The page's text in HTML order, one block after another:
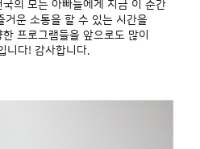
의 모든 아빠들에게 지금 이 순간
거운 소통을 할 수 있는 시간을
프로그램들을 앞으로도 많이
니다! 감사합니다.